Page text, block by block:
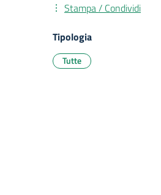
Stampa / Condividi
Tipologia
Tutte